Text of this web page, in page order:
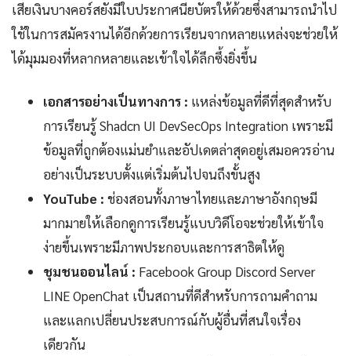
เสียเงินบางคอร์สยังมีใบประกาศนียบัตรให้ด้วยซึ่งสามารถนำไป
ใช้ในการสมัครงานได้อีกด้วยการเรียนจากหลายแหล่งจะช่วยให้
ได้มุมมองที่หลากหลายและเข้าใจได้ลึกซึ้งยิ่งขึ้น
เอกสารอย่างเป็นทางการ : แหล่งข้อมูลที่ดีที่สุดสำหรับ
การเรียนรู้ Shadcn UI DevSecOps Integration เพราะมี
ข้อมูลที่ถูกต้องแม่นยำและอัปเดตล่าสุดอยู่เสมอควรอ่าน
อย่างเป็นระบบตั้งแต่เริ่มต้นไปจนถึงขั้นสูง
YouTube : ช่องสอนทั้งภาษาไทยและภาษาอังกฤษมี
มากมายให้เลือกดูการเรียนรู้แบบวิดีโอจะช่วยให้เข้าใจ
ง่ายขึ้นเพราะมีภาพประกอบและการสาธิตให้ดู
ชุมชนออนไลน์ : Facebook Group Discord Server
LINE OpenChat เป็นสถานที่ดีสำหรับการถามคำถาม
และแลกเปลี่ยนประสบการณ์กับผู้อื่นที่สนใจเรื่อง
เดียวกัน